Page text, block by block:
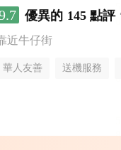
優異的 145 點評
近牛仔街
華人友善 送機服務